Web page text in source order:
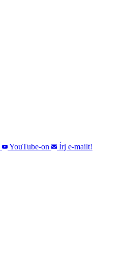
YouTube-on
Írj e-mailt!